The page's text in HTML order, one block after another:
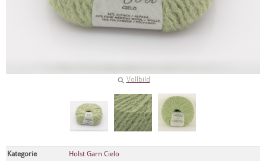
Vollbild
Kategorie
Holst Garn Cielo